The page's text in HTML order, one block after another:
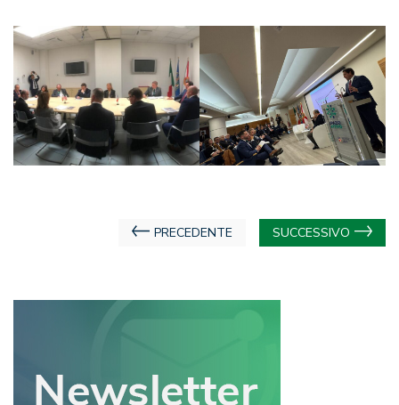
Navigazione
PRECEDENTE SUCCESSIVO